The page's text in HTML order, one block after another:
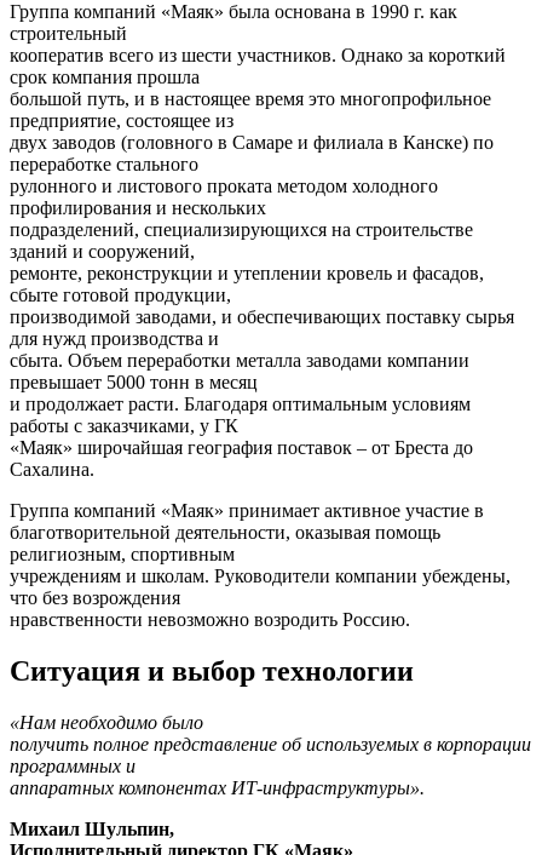
Группа компаний «Маяк» была основана в 1990 г. как
строительный
кооператив всего из шести участников. Однако за короткий
срок компания прошла
большой путь, и в настоящее время это многопрофильное
предприятие, состоящее из
двух заводов (головного в Самаре и филиала в Канске) по
переработке стального
рулонного и листового проката методом холодного
профилирования и нескольких
подразделений, специализирующихся на строительстве
зданий и сооружений,
ремонте, реконструкции и утеплении кровель и фасадов,
сбыте готовой продукции,
производимой заводами, и обеспечивающих поставку сырья
для нужд производства и
сбыта. Объем переработки металла заводами компании
превышает 5000 тонн в месяц
и продолжает расти. Благодаря оптимальным условиям
работы с заказчиками, у ГК
«Маяк» широчайшая география поставок – от Бреста до
Сахалина.
Группа компаний «Маяк» принимает активное участие в
благотворительной деятельности, оказывая помощь
религиозным, спортивным
учреждениям и школам. Руководители компании убеждены,
что без возрождения
нравственности невозможно возродить Россию.
Ситуация и выбор технологии
«Нам необходимо было
получить полное представление об используемых в корпорации
программных и
аппаратных компонентах ИТ-инфраструктуры».
Михаил Шульпин,
Исполнительный директор ГК «Маяк»